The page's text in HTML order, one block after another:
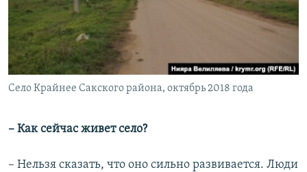
Село Крайнее Сакского района, октябрь 2018 года
– Как сейчас живет село?
– Нельзя сказать, что оно сильно развивается. Люди